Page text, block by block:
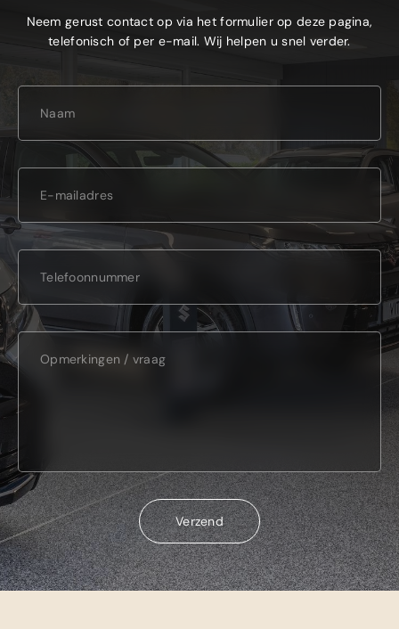
Neem gerust contact op via het formulier op deze pagina,
telefonisch of per e-mail. Wij helpen u snel verder.
Verzend
Verzend